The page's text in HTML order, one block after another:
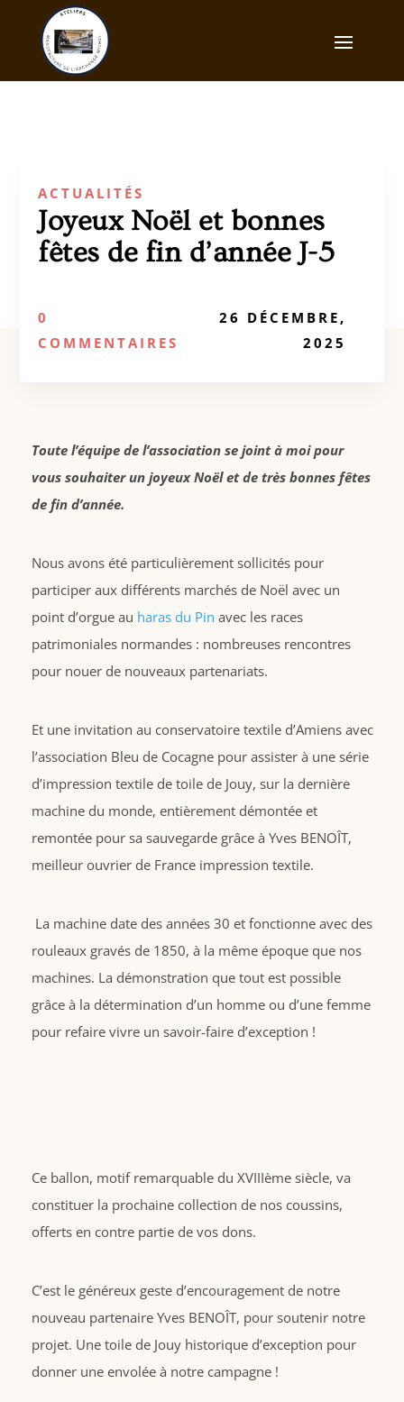
ACTUALITÉS
Joyeux Noël et bonnes
fêtes de fin d’année J-5
0
COMMENTAIRES
26 DÉCEMBRE,
2025
Toute l’équipe de l’association se joint à moi pour
vous souhaiter un joyeux Noël et de très bonnes fêtes
de fin d’année.
Nous avons été particulièrement sollicités pour
participer aux différents marchés de Noël avec un
point d’orgue au haras du Pin avec les races
patrimoniales normandes : nombreuses rencontres
pour nouer de nouveaux partenariats.
Et une invitation au conservatoire textile d’Amiens avec
l’association Bleu de Cocagne pour assister à une série
d’impression textile de toile de Jouy, sur la dernière
machine du monde, entièrement démontée et
remontée pour sa sauvegarde grâce à Yves BENOÎT,
meilleur ouvrier de France impression textile.
La machine date des années 30 et fonctionne avec des
rouleaux gravés de 1850, à la même époque que nos
machines. La démonstration que tout est possible
grâce à la détermination d’un homme ou d’une femme
pour refaire vivre un savoir-faire d’exception !
Ce ballon, motif remarquable du XVIIIème siècle, va
constituer la prochaine collection de nos coussins,
offerts en contre partie de vos dons.
C’est le généreux geste d’encouragement de notre
nouveau partenaire Yves BENOÎT, pour soutenir notre
projet. Une toile de Jouy historique d’exception pour
donner une envolée à notre campagne !